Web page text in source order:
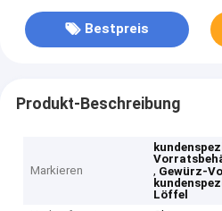
Bestpreis
Produkt-Beschreibung
Markieren
, Gewürz-
Löffel